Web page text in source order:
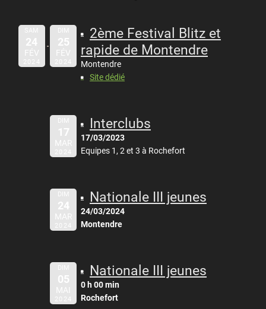
SAM
24
FÉV
2024
DIM
25
FÉV
2024
2ème Festival Blitz et
rapide de Montendre
Montendre
Site dédié
DIM
17
MAR
2024
Interclubs
17/03/2023
Equipes 1, 2 et 3 à Rochefort
DIM
24
MAR
2024
Nationale III jeunes
24/03/2024
Montendre
DIM
05
MAI
2024
Nationale III jeunes
0 h 00 min
Rochefort